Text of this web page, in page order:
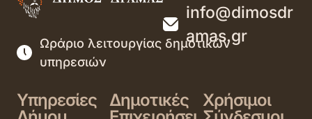
info@dimosdr
amas.gr
Ωράριο λειτουργίας δημοτικών
υπηρεσιών
Υπηρεσίες
Δημοτικές
Χρήσιμοι